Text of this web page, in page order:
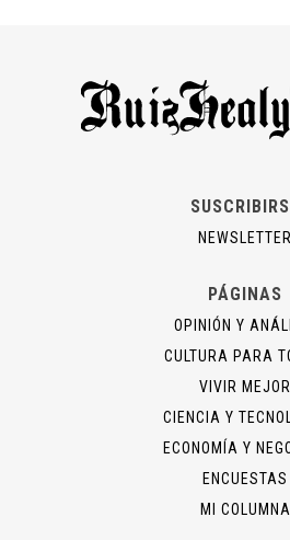
NEWSLETTER
PÁGINAS
OPINIÓN Y
CULTURA PARA
VIVIR MEJOR
CIENCIA Y
ECONOMÍA Y
ENCUESTAS
MI COLUMNA